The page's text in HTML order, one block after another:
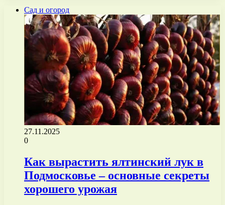
Сад и огород
27.11.2025
0
Как вырастить ялтинский лук в
Подмосковье – основные секреты
хорошего урожая